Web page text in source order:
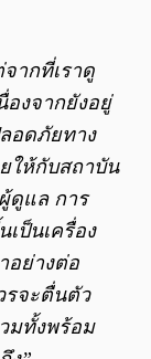
ากที่เราดู
องจากยังอยู่
อดภัยทาง
ให้กับสถาบัน
ดูแล การ
ป็นเครื่อง
อย่างต่อ
รจะตื่นตัว
มทั้งพร้อม